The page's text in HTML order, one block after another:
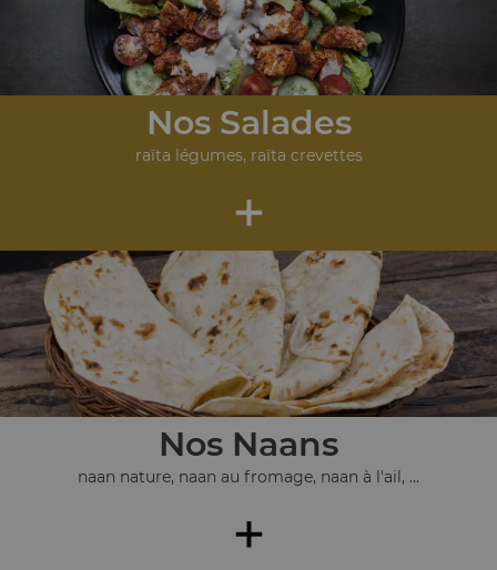
Nos Salades
raïta légumes, raïta crevettes
+
Nos Naans
naan nature, naan au fromage, naan à l'ail, ...
+